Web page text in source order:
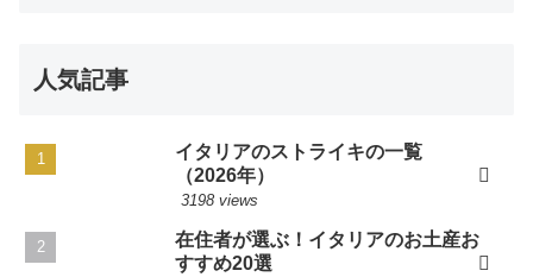
人気記事
イタリアのストライキの一覧
（2026年）
3198 views
在住者が選ぶ！イタリアのお土産お
すすめ20選